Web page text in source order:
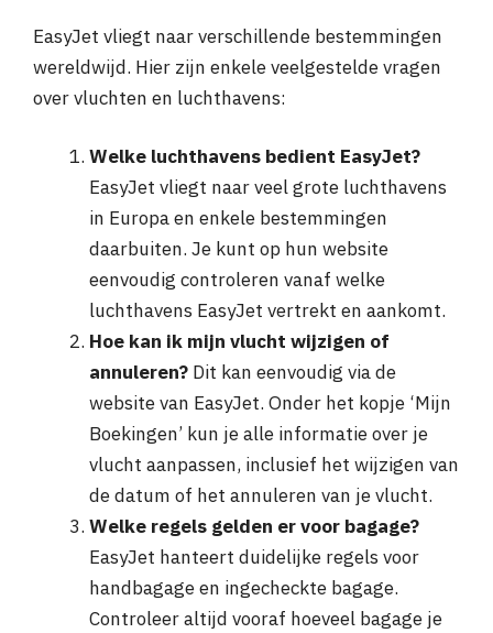
EasyJet vliegt naar verschillende bestemmingen
wereldwijd. Hier zijn enkele veelgestelde vragen
over vluchten en luchthavens:
Welke luchthavens bedient EasyJet?
EasyJet vliegt naar veel grote luchthavens
in Europa en enkele bestemmingen
daarbuiten. Je kunt op hun website
eenvoudig controleren vanaf welke
luchthavens EasyJet vertrekt en aankomt.
Hoe kan ik mijn vlucht wijzigen of
annuleren? Dit kan eenvoudig via de
website van EasyJet. Onder het kopje ‘Mijn
Boekingen’ kun je alle informatie over je
vlucht aanpassen, inclusief het wijzigen van
de datum of het annuleren van je vlucht.
Welke regels gelden er voor bagage?
EasyJet hanteert duidelijke regels voor
handbagage en ingecheckte bagage.
Controleer altijd vooraf hoeveel bagage je